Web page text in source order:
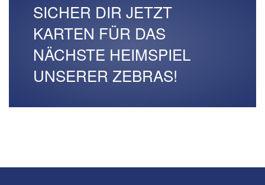
SICHER DIR JETZT
KARTEN FÜR DAS
NÄCHSTE HEIMSPIEL
UNSERER ZEBRAS!